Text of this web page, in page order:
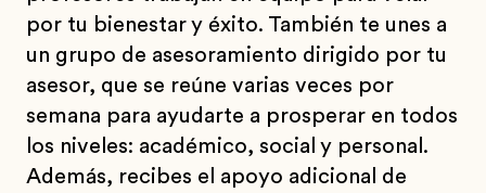
por tu bienestar y éxito. También te unes a
un grupo de asesoramiento dirigido por tu
asesor, que se reúne varias veces por
semana para ayudarte a prosperar en todos
los niveles: académico, social y personal.
Además, recibes el apoyo adicional de